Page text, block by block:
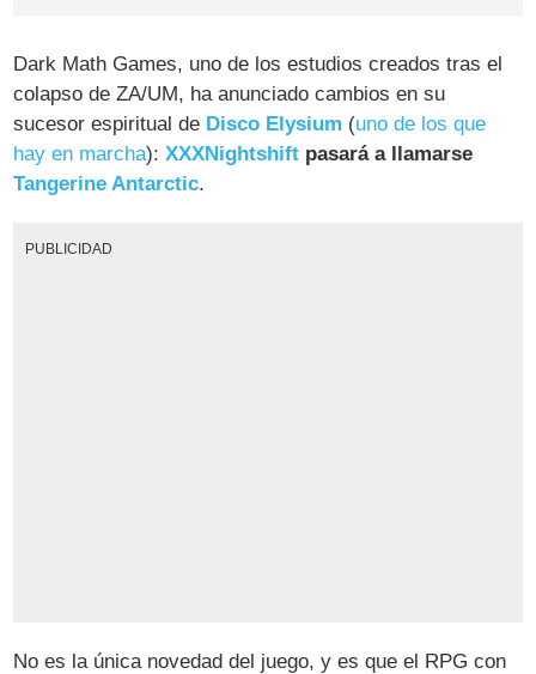
Dark Math Games, uno de los estudios creados tras el
colapso de ZA/UM, ha anunciado cambios en su
sucesor espiritual de Disco Elysium (uno de los que
hay en marcha):XXXNightshift pasará a llamarse
Tangerine Antarctic.
PUBLICIDAD
No es la única novedad del juego, y es que el RPG con